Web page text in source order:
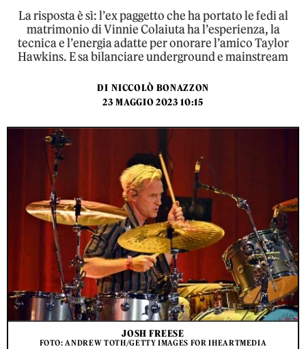
La risposta è sì: l’ex paggetto che ha portato le fedi al
matrimonio di Vinnie Colaiuta ha l’esperienza, la
tecnica e l’energia adatte per onorare l’amico Taylor
Hawkins. E sa bilanciare underground e mainstream
DI NICCOLÒ BONAZZON
23 MAGGIO 2023 10:15
JOSH FREESE
FOTO: ANDREW TOTH/GETTY IMAGES FOR IHEARTMEDIA